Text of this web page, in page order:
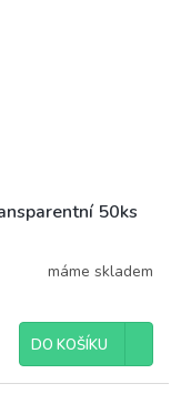
50ks
máme skladem
DO KOŠÍKU